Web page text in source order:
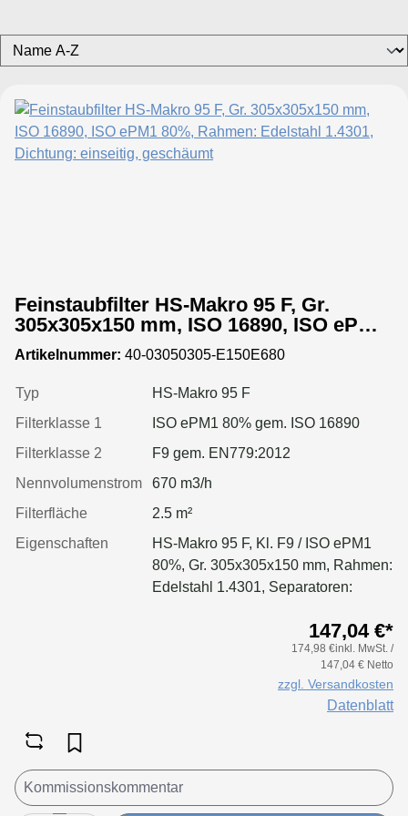
Filterrahmen: verzinkter Stahl
HS-Makro F Klasse F9, Tiefe 292 mm,
Feinstaubfilter HS-Makro 95 F, Gr.
305x305x150 mm, ISO 16890, ISO ePM1
80%, Rahmen: Edelstahl 1.4301,
Dichtung: einseitig, geschäumt
Artikelnummer: 40-03050305-E150E680
Typ
HS-Makro 95 F
Filterklasse 1
ISO ePM1 80% gem. ISO 16890
Filterklasse 2
F9 gem. EN779:2012
Nennvolumenstrom
670 m3/h
Filterfläche
2.5 m²
Eigenschaften
HS-Makro 95 F, Kl. F9 / ISO ePM1
80%, Gr. 305x305x150 mm, Rahmen:
Edelstahl 1.4301, Separatoren:
147,04 €*
174,98 €inkl. MwSt. /
147,04 € Netto
zzgl. Versandkosten
Datenblatt